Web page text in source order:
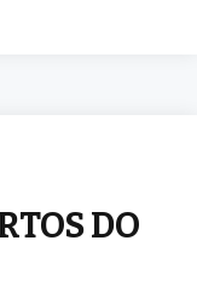
DO